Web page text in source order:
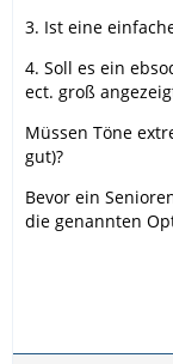
3. Ist eine
4. Soll es ein
ect. groß
Müssen Töne
gut)?
Bevor ein
die genannten